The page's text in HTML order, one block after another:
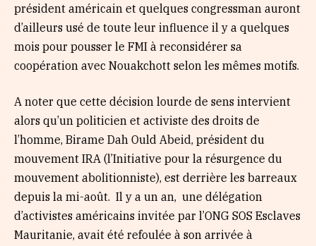
président américain et quelques congressman auront
d’ailleurs usé de toute leur influence il y a quelques
mois pour pousser le FMI à reconsidérer sa
coopération avec Nouakchott selon les mêmes motifs.
A noter que cette décision lourde de sens intervient
alors qu’un politicien et activiste des droits de
l’homme, Birame Dah Ould Abeid, président du
mouvement IRA (l’Initiative pour la résurgence du
mouvement abolitionniste), est derrière les barreaux
depuis la mi-août. Il y a un an, une délégation
d’activistes américains invitée par l’ONG SOS Esclaves
Mauritanie, avait été refoulée à son arrivée à